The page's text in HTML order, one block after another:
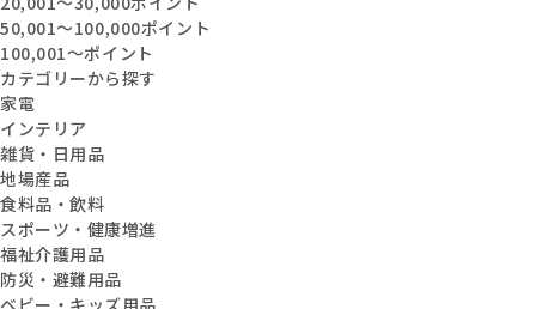
50,001〜100,000ポイント
100,001〜ポイント
カテゴリーから探す
家電
インテリア
雑貨・日用品
地場産品
食料品・飲料
スポーツ・健康増進
福祉介護用品
防災・避難用品
ベビー・キッズ用品